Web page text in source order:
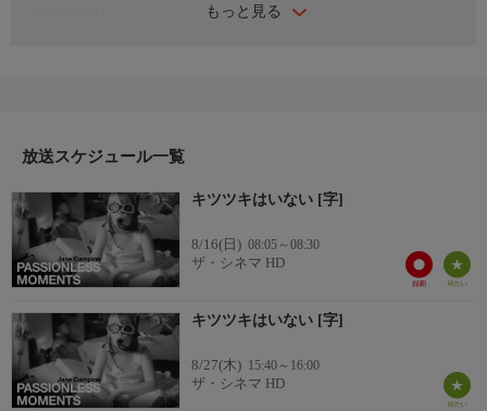
もっと見る
【監督・脚本・撮影】ジェーン・カンピオン、ジェラルド・リー
放送スケジュール一覧
キツツキはいない [字]
8/16(日) 08:05～08:30
ザ・シネマ HD
キツツキはいない [字]
8/27(木) 15:40～16:00
ザ・シネマ HD